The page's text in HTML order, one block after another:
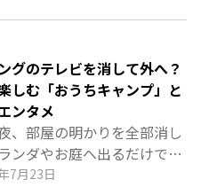
グのテレビを消して外へ？
しむ「おうちキャンプ」と
ンタメ
、部屋の明かりを全部消し
ンダやお庭へ出るだけで、
の特別な時間が始まりま
7月23日